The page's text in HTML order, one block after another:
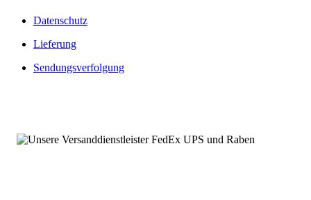
Datenschutz
Lieferung
Sendungsverfolgung